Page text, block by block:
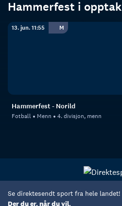
Se direktesendt sport fra hele landet!
Der du er, når du vil.
Hammerfest i opptak
13. jun. 11:55 M
Hammerfest - Norild
Fotball Menn 4. divisjon, menn
Personvern